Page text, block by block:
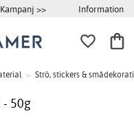
Kampanj >> Information
> Strö, stickers &
50g